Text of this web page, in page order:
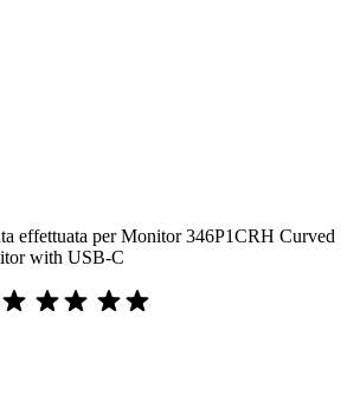
effettuata per Monitor 346P1CRH Curved
with USB-C